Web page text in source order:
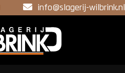
info@slagerij-wilbrink.nl